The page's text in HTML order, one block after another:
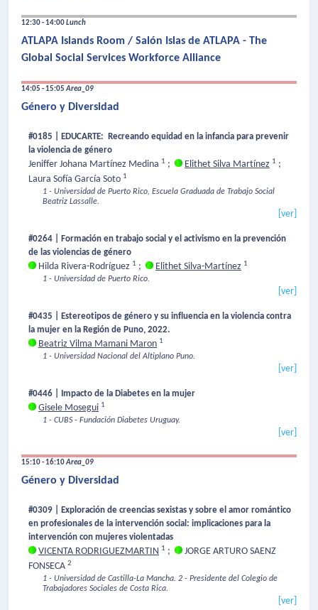
12:30 - 14:00Lunch
ATLAPA Islands Room / Salón Islas de ATLAPA - The
Global Social Services Workforce Alliance
14:05 - 15:05Area_09
Género y Diversidad
#0185 | EDUCARTE: Recreando equidad en la infancia para prevenir
la violencia de género
Jeniffer Johana Martínez Medina 1 ; Elithet Silva Martínez 1 ;
Laura Sofía García Soto 1
1 - Universidad de Puerto Rico, Escuela Graduada de Trabajo Social
Beatriz Lassalle.
[ver]
#0264 | Formación en trabajo social y el activismo en la prevención
de las violencias de género
Hilda Rivera-Rodríguez 1 ; Elithet Silva-Martínez 1
1 - Universidad de Puerto Rico.
[ver]
#0435 | Estereotipos de género y su influencia en la violencia contra
la mujer en la Región de Puno, 2022.
Beatriz Vilma Mamani Maron 1
1 - Universidad Nacional del Altiplano Puno.
[ver]
#0446 | Impacto de la Diabetes en la mujer
Gisele Mosegui 1
1 - CUBS - Fundación Diabetes Uruguay.
[ver]
15:10 - 16:10Area_09
Género y Diversidad
#0309 | Exploración de creencias sexistas y sobre el amor romántico
en profesionales de la intervención social: implicaciones para la
intervención con mujeres violentadas
VICENTA RODRIGUEZMARTIN 1 ;
JORGE ARTURO SAENZ
FONSECA 2
1 - Universidad de Castilla-La Mancha. 2 - Presidente del Colegio de
Trabajadores Sociales de Costa Rica.
[ver]